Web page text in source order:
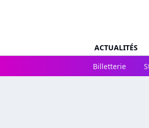
ACTUALITÉS
Billetterie